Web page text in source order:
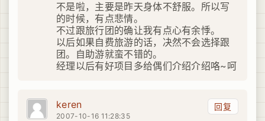
不是啦，主要是昨天身体不舒服。所以写
的时候，有点悲情。
不过跟旅行团的确让我有点心有余悸。
以后如果自费旅游的话，决然不会选择跟
团。自助游就蛮不错的。
经理以后有好项目多给偶们介绍介绍咯~呵
回复
keren
2007-10-16 11:28:35